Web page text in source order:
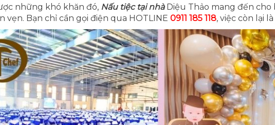
những khó khăn đó, Nấu tiệc tại nhàDiệu Thảo mang đến cho
vẹn. Bạn chỉ cần gọi điện qua HOTLINE 0911 185 118, việc còn lại